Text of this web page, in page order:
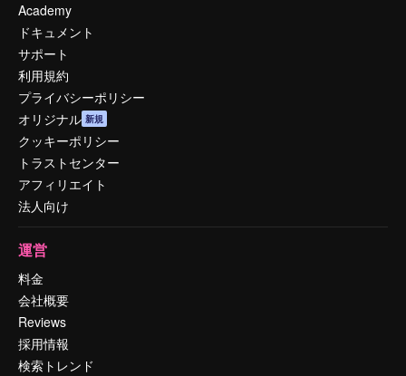
Academy
ドキュメント
サポート
利用規約
プライバシーポリシー
オリジナル 新規
クッキーポリシー
トラストセンター
アフィリエイト
法人向け
運営
料金
会社概要
Reviews
採用情報
検索トレンド